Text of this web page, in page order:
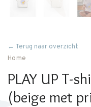
← Terug naar overzicht
Home
PLAY UP T-
(beige met